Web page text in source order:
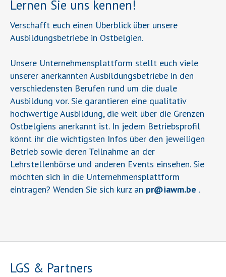
Lernen Sie uns kennen!
Verschafft euch einen Überblick über unsere
Ausbildungsbetriebe in Ostbelgien.
Unsere Unternehmensplattform stellt euch viele
unserer anerkannten Ausbildungsbetriebe in den
verschiedensten Berufen rund um die duale
Ausbildung vor. Sie garantieren eine qualitativ
hochwertige Ausbildung, die weit über die Grenzen
Ostbelgiens anerkannt ist. In jedem Betriebsprofil
könnt ihr die wichtigsten Infos über den jeweiligen
Betrieb sowie deren Teilnahme an der
Lehrstellenbörse und anderen Events einsehen. Sie
möchten sich in die Unternehmensplattform
eintragen? Wenden Sie sich kurz an pr@iawm.be .
LGS & Partners